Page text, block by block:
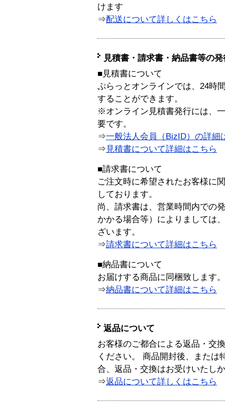
けます
⇒配送について詳しくはこちら
見積書・請求書・納品書等の
■見積書について
ぷらっとオンラインでは、24時
することができます。
※オンライン見積書発行には、
要です。
⇒一般法人会員（BizID）の詳細
⇒ 見積書について詳細はこちら
■請求書について
ご注文時に希望されたお客様に
しております。
尚、請求書は、営業時間内での
かかる場合等）によりましては
ざいます。
⇒請求書について詳細はこちら
■納品書について
お届けする商品に同梱致します。
⇒納品書について詳細はこちら
返品について
お客様のご都合による返品・交
ください。 商品開封後、または
合、返品・交換はお受けいたし
⇒返品について詳しくはこちら